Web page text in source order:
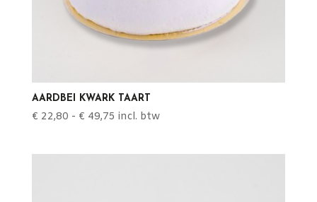
AARDBEI KWARK TAART
€ 22,80 - € 49,75 Prijsklasse:
incl. btw